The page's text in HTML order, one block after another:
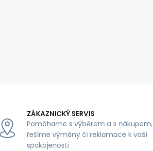
ZÁKAZNICKÝ SERVIS
Pomáhame s výběrem a s nákupem,
řešíme výměny či reklamace k vaší
spokojenosti